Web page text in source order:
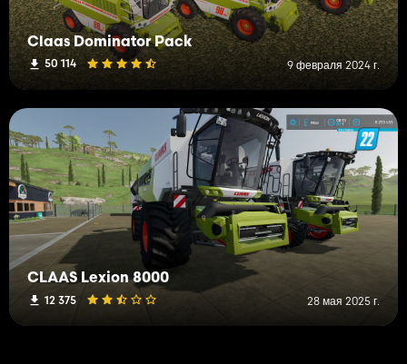
Claas Dominator Pack
50 114 9 февраля 2024 г.
CLAAS Lexion 8000
12 375 28 мая 2025 г.